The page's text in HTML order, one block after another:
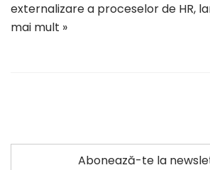
externalizare a proceselor de HR,
mai mult »
Abonează-te la